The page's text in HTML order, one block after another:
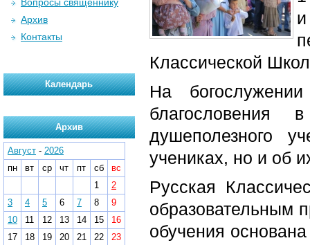
Классической
На
душеполезного
учениках, но и об
Русская
образовательным
обучения
Архив
Контакты
Календарь
Архив
Август - 2026
пн
вт ср чт пт сб
вс
1
2
3
4 5 6 7 8
9
10
11 12 13 14 15
16
17
18 19 20 21 22
23